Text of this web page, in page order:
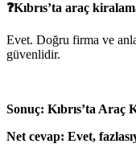
❓Kıbrıs’ta araç
Evet. Doğru firma ve
güvenlidir.
Sonuç: Kıbrıs’ta Araç
Net cevap: Evet,